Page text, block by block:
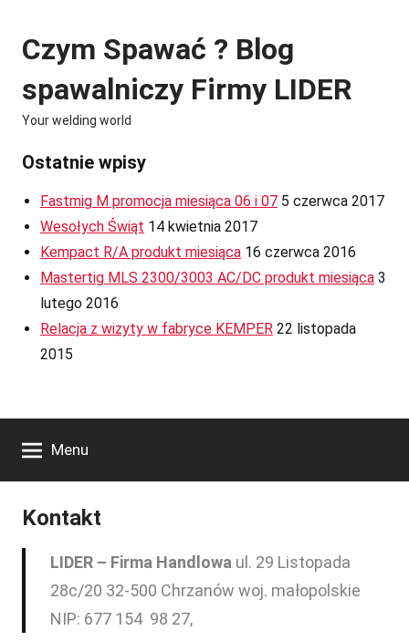
content
Czym Spawać ? Blog
spawalniczy Firmy LIDER
Your welding world
Ostatnie wpisy
Fastmig M promocja miesiąca 06 i 07 5 czerwca 2017
Wesołych Świąt 14 kwietnia 2017
Kempact R/A produkt miesiąca 16 czerwca 2016
Mastertig MLS 2300/3003 AC/DC produkt miesiąca 3
lutego 2016
Relacja z wizyty w fabryce KEMPER 22 listopada
2015
Menu
Kontakt
LIDER – Firma Handlowa ul. 29 Listopada
28c/20 32-500 Chrzanów woj. małopolskie
NIP: 677 154 98 27,